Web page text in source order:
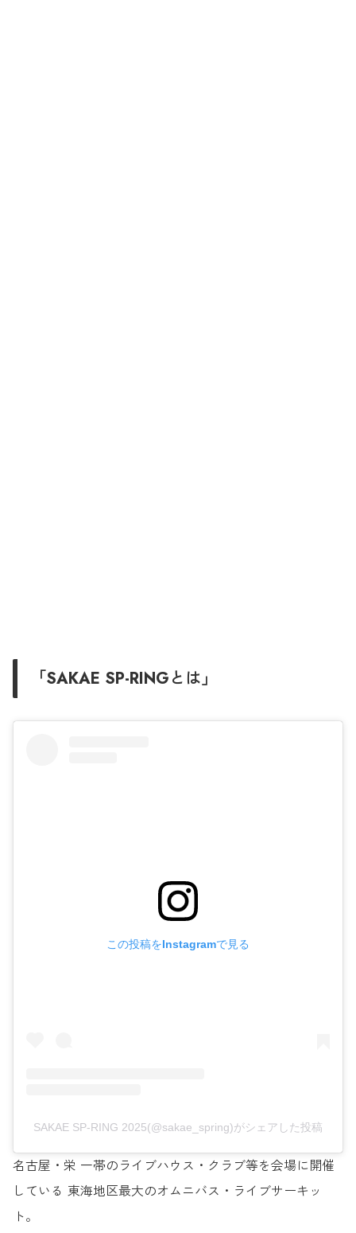
「SAKAE SP-RINGとは」
この投稿をInstagramで見る
SAKAE SP-RING 2025(@sakae_spring)がシェアした投稿
名古屋・栄 一帯のライブハウス・クラブ等を会場に開催
している 東海地区最大のオムニバス・ライブサーキッ
ト。